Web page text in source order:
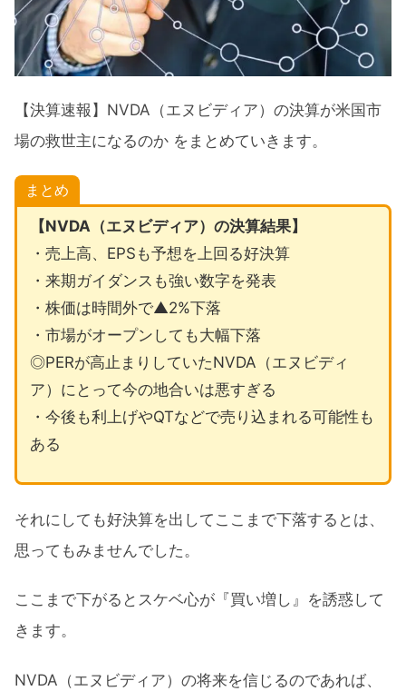
【決算速報】NVDA（エヌビディア）の決算が米国市
場の救世主になるのか をまとめていきます。
まとめ
【NVDA（エヌビディア）の決算結果】
・売上高、EPSも予想を上回る好決算
・来期ガイダンスも強い数字を発表
・株価は時間外で▲2%下落
・市場がオープンしても大幅下落
◎PERが高止まりしていたNVDA（エヌビディ
ア）にとって今の地合いは悪すぎる
・今後も利上げやQTなどで売り込まれる可能性も
ある
それにしても好決算を出してここまで下落するとは、
思ってもみませんでした。
ここまで下がるとスケベ心が『買い増し』を誘惑して
きます。
NVDA（エヌビディア）の将来を信じるのであれば、